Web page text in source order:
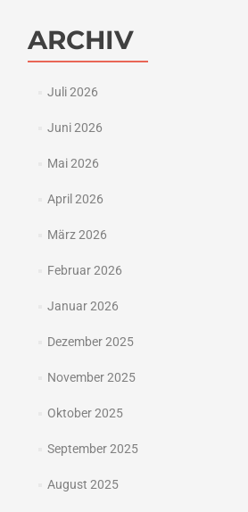
ARCHIV
Juli 2026
Juni 2026
Mai 2026
April 2026
März 2026
Februar 2026
Januar 2026
Dezember 2025
November 2025
Oktober 2025
September 2025
August 2025